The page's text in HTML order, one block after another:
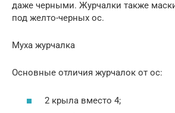
даже черными. Журчалки также
под желто-черных ос.
Муха журчалка
Основные отличия журчалок от ос:
2 крыла вместо 4;